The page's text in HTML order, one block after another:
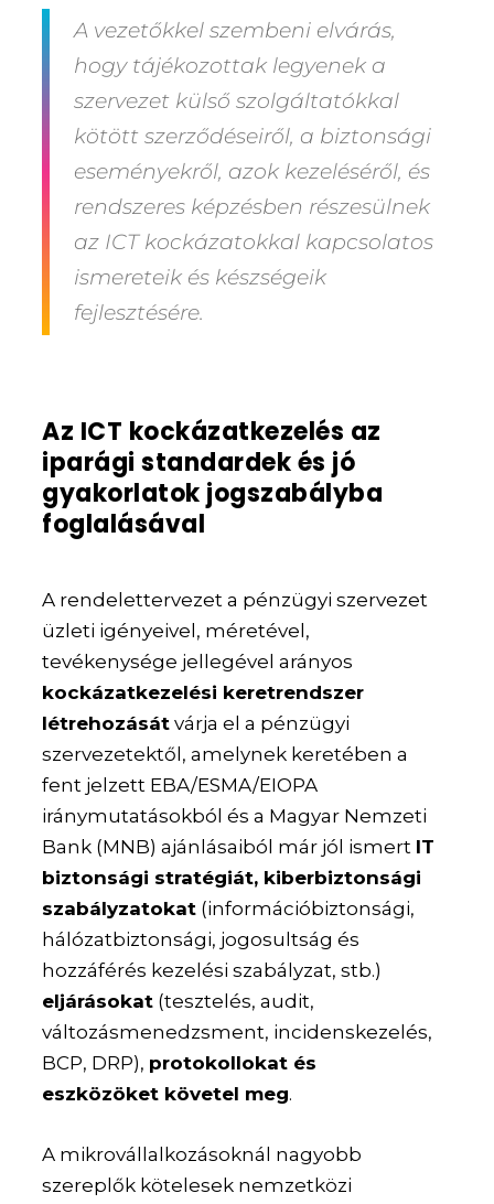
A vezetőkkel szembeni elvárás,
hogy tájékozottak legyenek a
szervezet külső szolgáltatókkal
kötött szerződéseiről, a biztonsági
eseményekről, azok kezeléséről, és
rendszeres képzésben részesülnek
az ICT kockázatokkal kapcsolatos
ismereteik és készségeik
fejlesztésére.
Az ICT kockázatkezelés az
iparági standardek és jó
gyakorlatok jogszabályba
foglalásával
A rendelettervezet a pénzügyi szervezet
üzleti igényeivel, méretével,
tevékenysége jellegével arányos
kockázatkezelési keretrendszer
létrehozását várja el a pénzügyi
szervezetektől, amelynek keretében a
fent jelzett EBA/ESMA/EIOPA
iránymutatásokból és a Magyar Nemzeti
Bank (MNB) ajánlásaiból már jól ismert IT
biztonsági stratégiát, kiberbiztonsági
szabályzatokat (információbiztonsági,
hálózatbiztonsági, jogosultság és
hozzáférés kezelési szabályzat, stb.)
eljárásokat (tesztelés, audit,
változásmenedzsment, incidenskezelés,
BCP, DRP), protokollokat és
eszközöket követel meg.
A mikrovállalkozásoknál nagyobb
szereplők kötelesek nemzetközi